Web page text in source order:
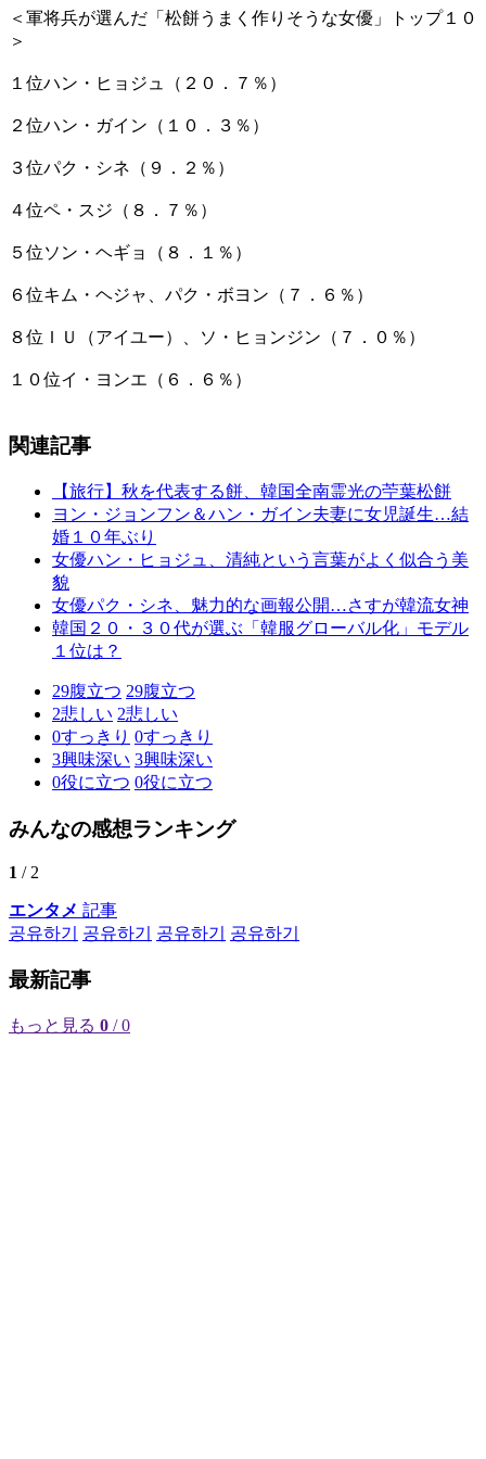
＜軍将兵が選んだ「松餅うまく作りそうな女優」トップ１０
＞
１位ハン・ヒョジュ（２０．７％）
２位ハン・ガイン（１０．３％）
３位パク・シネ（９．２％）
４位ペ・スジ（８．７％）
５位ソン・ヘギョ（８．１％）
６位キム・ヘジャ、パク・ボヨン（７．６％）
８位ＩＵ（アイユー）、ソ・ヒョンジン（７．０％）
１０位イ・ヨンエ（６．６％）
関連記事
【旅行】秋を代表する餅、韓国全南霊光の苧葉松餅
ヨン・ジョンフン＆ハン・ガイン夫妻に女児誕生…結
婚１０年ぶり
女優ハン・ヒョジュ、清純という言葉がよく似合う美
貌
女優パク・シネ、魅力的な画報公開…さすが韓流女神
韓国２０・３０代が選ぶ「韓服グローバル化」モデル
１位は？
29腹立つ 29腹立つ
2悲しい 2悲しい
0すっきり 0すっきり
3興味深い 3興味深い
0役に立つ 0役に立つ
みんなの感想ランキング
1 / 2
エンタメ 記事
공유하기
공유하기 공유하기 공유하기
最新記事
もっと見る 0 / 0